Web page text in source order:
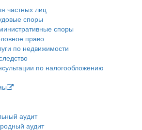
частных лиц
споры
споры
право
по недвижимости
по налогообложению
аудит
аудит